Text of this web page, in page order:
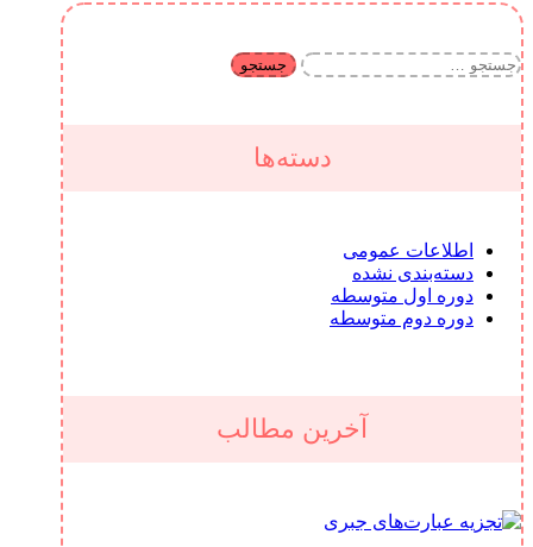
جستجو
برای:
دسته‌ها
اطلاعات عمومی
دسته‌بندی نشده
دوره اول متوسطه
دوره دوم متوسطه
آخرین مطالب